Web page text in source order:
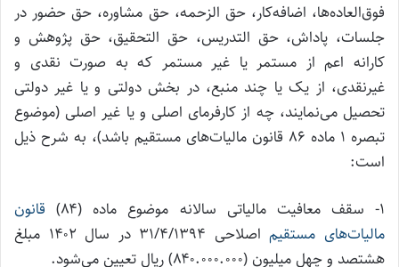
فوق‌العاده‌ها، اضافه‌کار، حق الزحمه، حق مشاوره، حق حضور در
جلسات، پاداش، حق التدریس، حق التحقیق، حق پژوهش و
کارانه اعم از مستمر یا غیر مستمر که به صورت نقدی و
غیرنقدی، از یک یا چند منبع، در بخش دولتی و یا غیر دولتی
تحصیل می‌نمایند، چه از کارفرمای اصلی و یا غیر اصلی (موضوع
تبصره ۱ ماده ۸۶ قانون مالیات‌های مستقیم باشد)، به شرح ذیل
است:
۱‌- سقف معافیت مالیاتی سالانه موضوع ماده (۸۴)
قانون
مالیات‌های مستقیم
اصلاحی ۳۱/۴/۱۳۹۴ در سال ۱۴۰۲ مبلغ
هشتصد و چهل میلیون (۸۴۰.۰۰۰.۰۰۰) ریال تعیین می‌شود.